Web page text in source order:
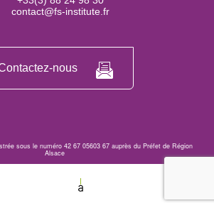
contact@fs-institute.fr
nous
sous le numéro 42 67 05603 67 auprès du Préfet de Région
Alsace